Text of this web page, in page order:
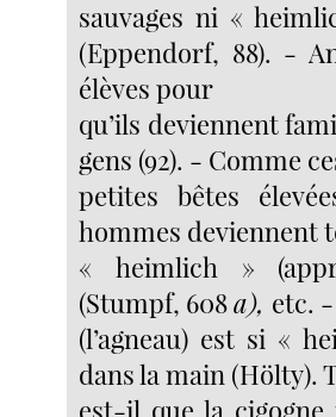
sauvages ni «
(Eppendorf, 88). -
élèves pour
qu’ils deviennent
gens (92). - Comme
petites bêtes
hommes deviennent
« heimlich »
(Stumpf, 608a), etc.
(l’agneau) est si «
dans la main (Hölty).
est-il que la